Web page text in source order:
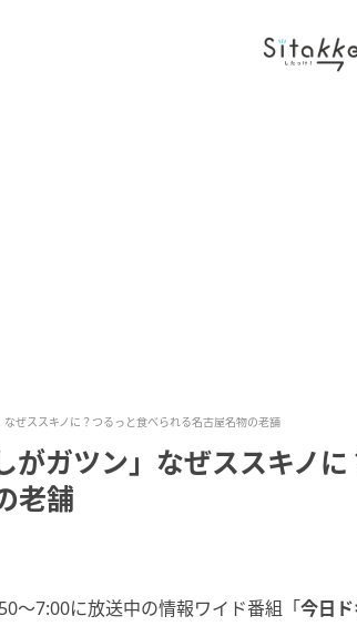
なぜススキノに？つるっと食べられる名古屋名物の老舗
がガツン」なぜススキノ
老舗
～7:00に放送中の情報ワイド番組「今日ド